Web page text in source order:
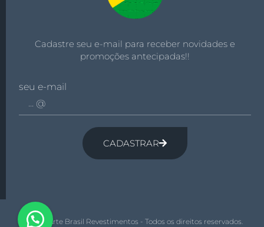
Cadastre seu e-mail para receber novidades e
promoções antecipadas!!
seu e-mail
CADASTRAR
© 2026 Arte Brasil Revestimentos - Todos os direitos reservados.